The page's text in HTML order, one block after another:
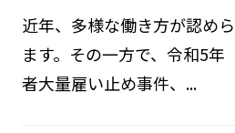
近年、多様な働き方が認め
ます。その一方で、令和5
者大量雇い止め事件、...